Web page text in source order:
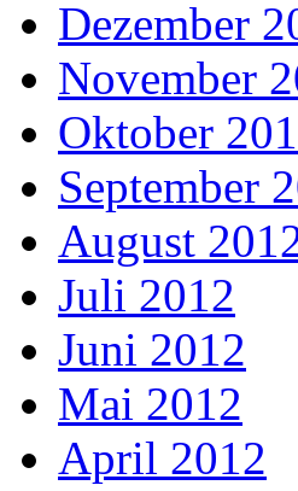
Dezember
November
Oktober
September
August
Juli 2012
Juni 2012
Mai 2012
April 2012